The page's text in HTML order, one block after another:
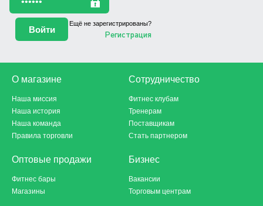
Ещё не зарегистрированы?
Регистрация
О магазине
Наша миссия
Наша история
Наша команда
Правила торговли
Сотрудничество
Фитнес клубам
Тренерам
Поставщикам
Стать партнером
Оптовые продажи
Фитнес бары
Магазины
Бизнес
Вакансии
Торговым центрам